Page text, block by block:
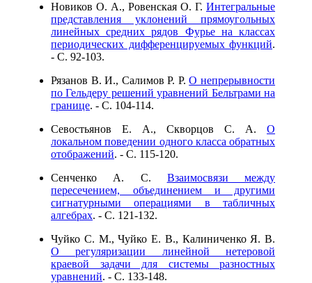
Новиков О. А., Ровенская О. Г. Интегральные
представления уклонений прямоугольных
линейных средних рядов Фурье на классах
периодических дифференцируемых функций.
- C. 92-103.
Рязанов В. И., Салимов Р. Р.О непрерывности
по Гельдеру решений уравнений Бельтрами на
границе. - C. 104-114.
Севостьянов Е. А., Скворцов С. А. О
локальном поведении одного класса обратных
отображений. - C. 115-120.
Сенченко А. С. Взаимосвязи между
пересечением, объединением и другими
сигнатурными операциями в табличных
алгебрах. - C. 121-132.
Чуйко С. М., Чуйко Е. В., Калиниченко Я. В.
О регуляризации линейной нетеровой
краевой задачи для системы разностных
уравнений. - C. 133-148.